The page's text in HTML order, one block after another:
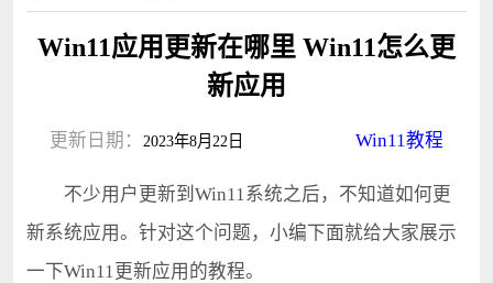
Win11应用更新在哪里 Win11怎么更
新应用
更新日期： 2023年8月22日 Win11教程
不少用户更新到Win11系统之后，不知道如何更
新系统应用。针对这个问题，小编下面就给大家展示
一下Win11更新应用的教程。